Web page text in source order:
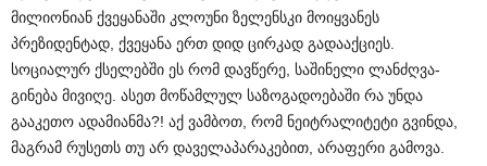
მილიონიან ქვეყანაში კლოუნი ზელენსკი მოიყვანეს
პრეზიდენტად, ქვეყანა ერთ დიდ ცირკად გადააქციეს.
სოციალურ ქსელებში ეს რომ დავწერე, საშინელი ლანძღვა-
გინება მივიღე. ასეთ მოწამლულ საზოგადოებაში რა უნდა
გააკეთო ადამიანმა?! აქ ვამბოთ, რომ ნეიტრალიტეტი გვინდა,
მაგრამ რუსეთს თუ არ დაველაპარაკებით, არაფერი გამოვა.